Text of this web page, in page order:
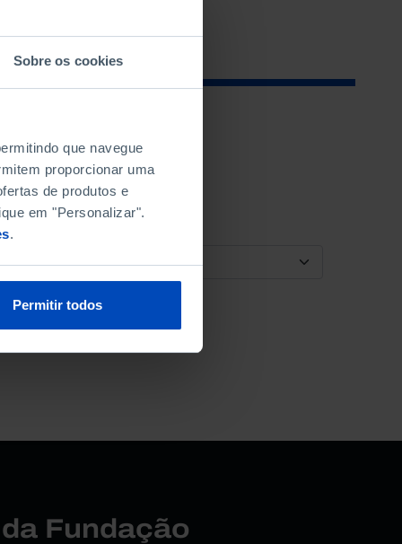
Sobre os cookies
que navegue
proporcionar uma
de produtos e
em "Personalizar".
.
Permitir todos
ORDENAR POR
Fundação